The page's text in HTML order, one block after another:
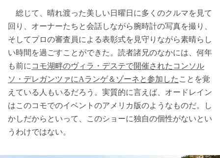
総じて、晴れ渡った美しい日曜日に多くのクルマを見て
回り、オーナーたちと会話しながら腕時計の写真を撮り、
そしてプロの審査員による表彰式を見守りながら素晴らし
い時間を過ごすことができた。読者諸兄のなかには、何年
も前に コモ湖畔のヴィラ・デステで開催されたコンソル
ソ・デレガンツァにAランゲ＆ゾーネと参加した ことを覚
えている人もいるだろう。実質的に言えば、オードレイン
はこのコモでのイベントのアメリカ版のようなものだ。し
かしだからといって、このショーに独自の個性がないとい
うわけではない。